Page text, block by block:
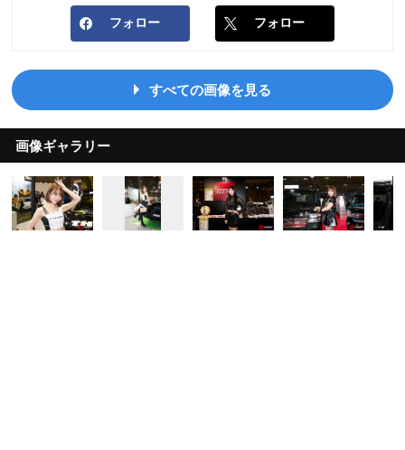
フォロー フォロー
すべての画像を見る
画像ギャラリー